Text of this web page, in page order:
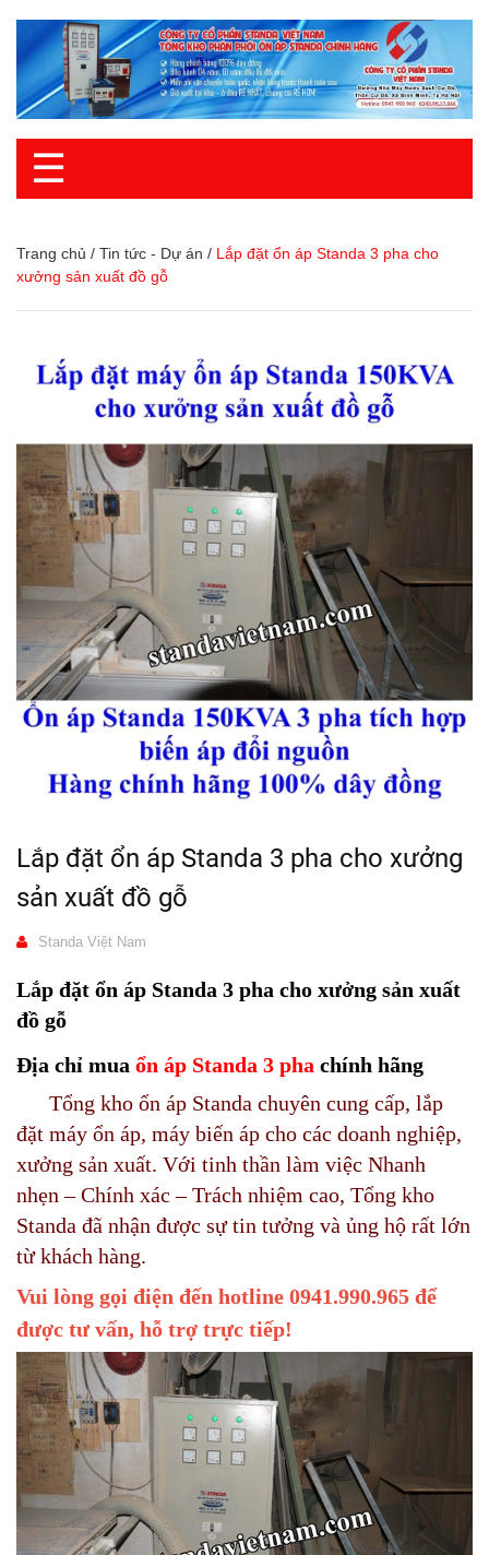
☰
Trang chủ / Tin tức - Dự án / Lắp đặt ổn áp Standa 3 pha cho
xưởng sản xuất đồ gỗ
Lắp đặt ổn áp Standa 3 pha cho xưởng
sản xuất đồ gỗ
Standa Việt Nam
Lắp đặt ổn áp Standa 3 pha cho xưởng sản xuất
đồ gỗ
Địa chỉ mua ổn áp Standa 3 pha chính hãng
Tổng kho ổn áp Standa chuyên cung cấp, lắp
đặt máy ổn áp, máy biến áp cho các doanh nghiệp,
xưởng sản xuất. Với tinh thần làm việc Nhanh
nhẹn – Chính xác – Trách nhiệm cao, Tổng kho
Standa đã nhận được sự tin tưởng và ủng hộ rất lớn
từ khách hàng.
Vui lòng gọi điện đến hotline 0941.990.965 để
được tư vấn, hỗ trợ trực tiếp!